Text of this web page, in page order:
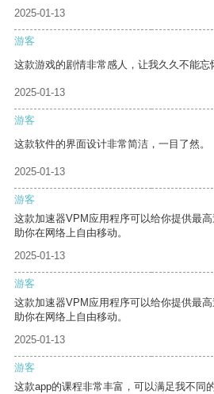
2025-01-13
游客
这款游戏的剧情非常感人，让我久久不能忘
2025-01-13
游客
这款软件的界面设计非常简洁，一目了然。
2025-01-13
游客
这款加速器VPM应用程序可以给你提供最
助你在网络上自由移动。
2025-01-13
游客
这款加速器VPM应用程序可以给你提供最
助你在网络上自由移动。
2025-01-13
游客
这款app的课程非常丰富，可以满足我不同